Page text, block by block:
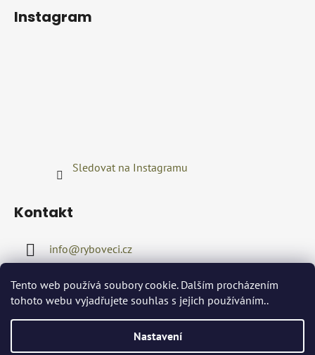
Tento web používá soubory cookie. Dalším procházením
tohoto webu vyjadřujete souhlas s jejich používáním..
Nastavení
Instagram
Sledovat na Instagramu
Kontakt
info@ryboveci.cz
+420722416689